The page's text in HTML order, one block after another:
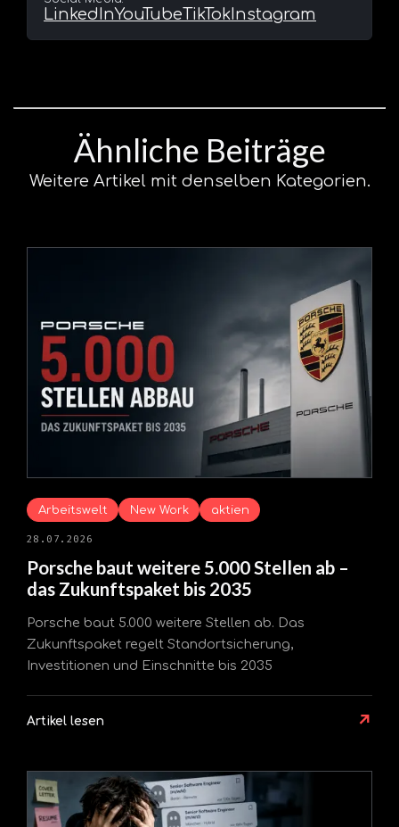
LinkedInYouTubeTikTokInstagram
Ähnliche Beiträge
Weitere Artikel mit denselben Kategorien.
Arbeitswelt New Work aktien
28.07.2026
Porsche baut weitere 5.000 Stellen ab –
das Zukunftspaket bis 2035
Porsche baut 5.000 weitere Stellen ab. Das
Zukunftspaket regelt Standortsicherung,
Investitionen und Einschnitte bis 2035
Artikel lesen ↗